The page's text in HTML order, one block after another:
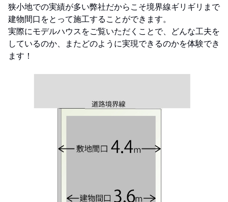
狭小地での実績が多い弊社だからこそ境界線ギリギリまで
建物間口をとって施工することができます。
実際にモデルハウスをご覧いただくことで、どんな工夫を
しているのか、またどのように実現できるのかを体験でき
ます！